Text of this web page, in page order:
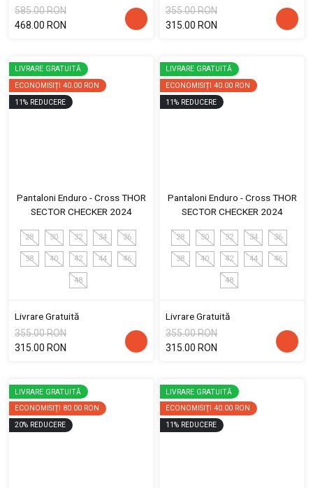
585.00 RON
468.00 RON
355.00 RON
315.00 RON
LIVRARE GRATUITĂ
ECONOMISIȚI 40.00 RON
11% REDUCERE
Pantaloni Enduro - Cross THOR
SECTOR CHECKER 2024
28 30 32 34 36
38 40 42 44 46
48
Livrare Gratuită
355.00 RON
315.00 RON
LIVRARE GRATUITĂ
ECONOMISIȚI 40.00 RON
11% REDUCERE
Pantaloni Enduro - Cross THOR
SECTOR CHECKER 2024
28 30 32 34 36
38 40 42 44 46
48
Livrare Gratuită
355.00 RON
315.00 RON
LIVRARE GRATUITĂ
ECONOMISIȚI 80.00 RON
20% REDUCERE
LIVRARE GRATUITĂ
ECONOMISIȚI 40.00 RON
11% REDUCERE